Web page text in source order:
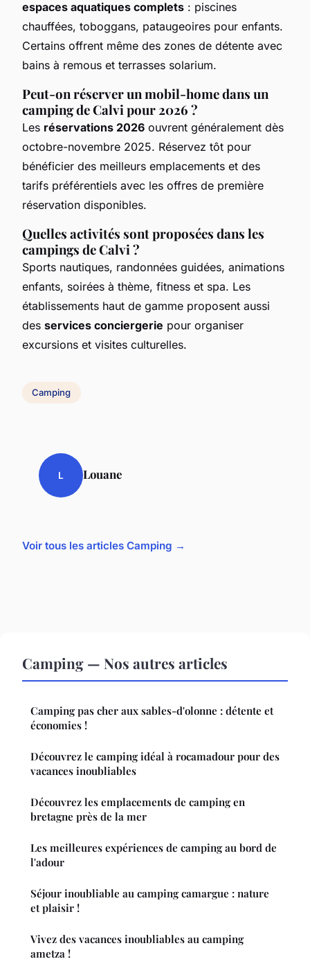
espaces aquatiques complets : piscines
chauffées, toboggans, pataugeoires pour enfants.
Certains offrent même des zones de détente avec
bains à remous et terrasses solarium.
Peut-on réserver un mobil-home dans un
camping de Calvi pour 2026 ?
Les réservations 2026 ouvrent généralement dès
octobre-novembre 2025. Réservez tôt pour
bénéficier des meilleurs emplacements et des
tarifs préférentiels avec les offres de première
réservation disponibles.
Quelles activités sont proposées dans les
campings de Calvi ?
Sports nautiques, randonnées guidées, animations
enfants, soirées à thème, fitness et spa. Les
établissements haut de gamme proposent aussi
des services conciergerie pour organiser
excursions et visites culturelles.
Camping
L Louane
Voir tous les articles Camping →
Camping — Nos autres articles
Camping pas cher aux sables-d'olonne : détente et
économies !
Découvrez le camping idéal à rocamadour pour des
vacances inoubliables
Découvrez les emplacements de camping en
bretagne près de la mer
Les meilleures expériences de camping au bord de
l'adour
Séjour inoubliable au camping camargue : nature
et plaisir !
Vivez des vacances inoubliables au camping
ametza !